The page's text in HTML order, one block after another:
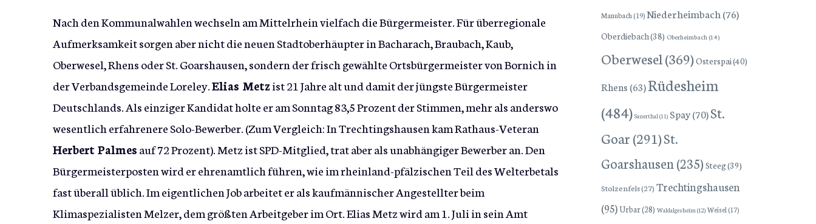
Nach den Kommunalwahlen wechseln am Mittelrhein vielfach die Bürgermeister. Für überregionale
Aufmerksamkeit sorgen aber nicht die neuen Stadtoberhäupter in Bacharach, Braubach, Kaub,
Oberwesel, Rhens oder St. Goarshausen, sondern der frisch gewählte Ortsbürgermeister von Bornich in
der Verbandsgemeinde Loreley.Elias Metzist 21 Jahre alt und damit der jüngste Bürgermeister
Deutschlands. Als einziger Kandidat holte er am Sonntag 83,5 Prozent der Stimmen, mehr als anderswo
wesentlich erfahrenere Solo-Bewerber. (Zum Vergleich: In Trechtingshausen kam Rathaus-Veteran
Herbert Palmesauf 72 Prozent). Metz ist SPD-Mitglied, trat aber als unabhängiger Bewerber an. Den
Bürgermeisterposten wird er ehrenamtlich führen, wie im rheinland-pfälzischen Teil des Welterbetals
fast überall üblich. Im eigentlichen Job arbeitet er als kaufmännischer Angestellter beim
Klimaspezialisten Melzer, dem größten Arbeitgeber im Ort. Elias Metz wird am 1. Juli in sein Amt
Manubach (19) Niederheimbach (76)
Oberdiebach(38) Oberheimbach (14)
Oberwesel(369)Osterspai(40)
Rhens (63)Rüdesheim
(484) Sauerthal(11) Spay(70)St.
Goar(291)St.
Goarshausen (235) Steeg(39)
Stolzenfels(27) Trechtingshausen
(95)Urbar(28) Waldalgesheim(12) Weisel (17)